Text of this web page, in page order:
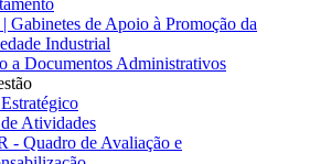
Gabinetes de Apoio à Promoção da
Industrial
a Documentos Administrativos
Atividades
- Quadro de Avaliação e